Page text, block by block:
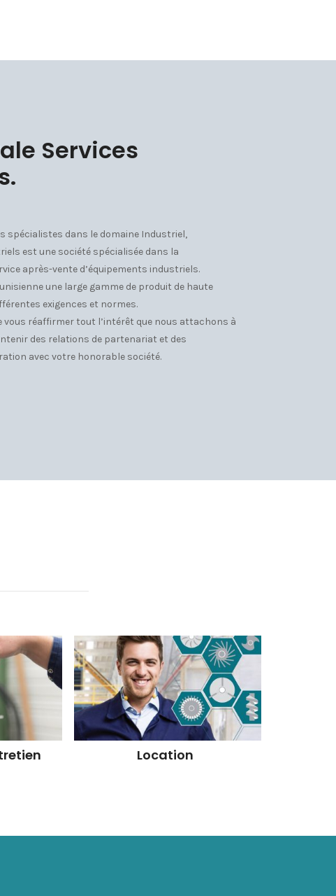
Services
spécialistes dans le domaine Industriel,
est une société spécialisée dans la
après-vente d’équipements industriels.
une large gamme de produit de haute
exigences et normes.
vous réaffirmer tout l’intérêt que nous attachons à
des relations de partenariat et des
avec votre honorable société.
Location